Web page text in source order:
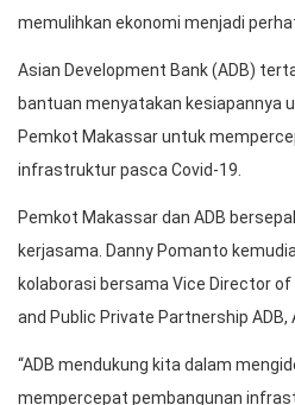
memulihkan ekonomi menjadi
Asian Development Bank (ADB)
bantuan menyatakan kesiapannya
Pemkot Makassar untuk
infrastruktur pasca Covid-19.
Pemkot Makassar dan ADB
kerjasama. Danny Pomanto
kolaborasi bersama Vice Director
and Public Private Partnership
“ADB mendukung kita dalam
mempercepat pembangunan